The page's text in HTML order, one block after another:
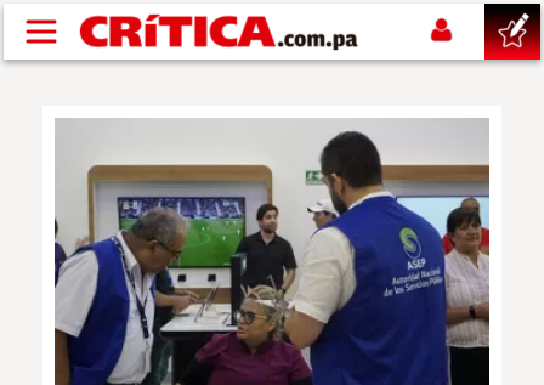
Pasar al contenido principal
SUCESOS
NACIONAL
POLÍTICA